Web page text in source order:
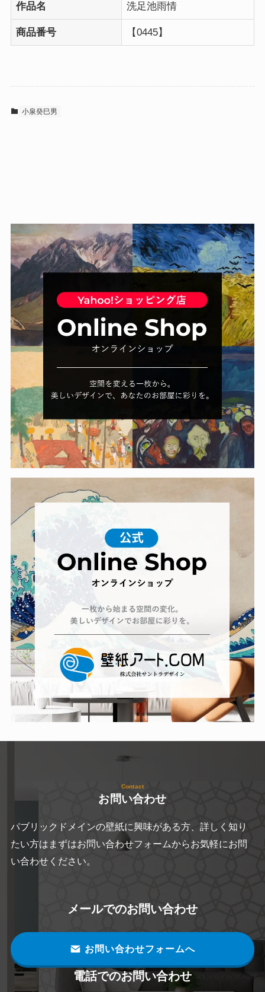
作品名 洗足池雨情
商品番号 【0445】
小泉癸巳男
Contact
お問い合わせ
パブリックドメインの壁紙に興味がある方、詳しく知り
たい方はまずはお問い合わせフォームからお気軽にお問
い合わせください。
メールでのお問い合わせ
お問い合わせフォームへ
電話でのお問い合わせ